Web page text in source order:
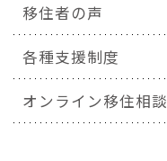
移住者の声
各種支援制度
オンライン移住相談